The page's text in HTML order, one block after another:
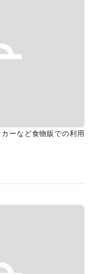
ーなど食物販での利用